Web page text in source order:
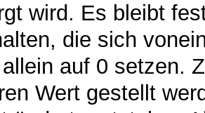
wird. Es bleibt
die sich
auf 0 setzen.
Wert gestellt